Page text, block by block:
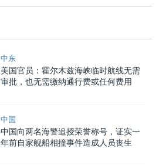
中东
美国官员：霍尔木兹海峡临时航线无需
审批，也无需缴纳通行费或任何费用
中国
中国向两名海警追授荣誉称号，证实一
年前自家舰船相撞事件造成人员丧生